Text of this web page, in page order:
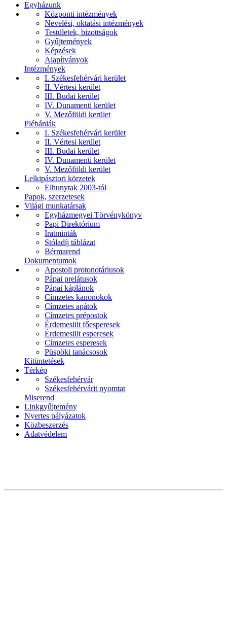
Egyházunk
Központi intézmények
Nevelési, oktatási intézmények
Testületek, bizottságok
Gyűjtemények
Képzések
Alapítványok
Intézmények
I. Székesfehérvári kerület
II. Vértesi kerület
III. Budai kerület
IV. Dunamenti kerület
V. Mezőföldi kerület
Plébániák
I. Székesfehérvári kerület
II. Vértesi kerület
III. Budai kerület
IV. Dunamenti kerület
V. Mezőföldi kerület
Lelkipásztori körzetek
Elhunytak 2003-tól
Papok, szerzetesek
Világi munkatársak
Egyházmegyei Törvénykönyv
Papi Direktórium
Iratminták
Stóladíj táblázat
Bérmarend
Dokumentumok
Apostoli protonotáriusok
Pápai prelátusok
Pápai káplánok
Címzetes kanonokok
Címzetes apátok
Címzetes prépostok
Érdemesült főesperesek
Érdemesült esperesek
Címzetes esperesek
Püspöki tanácsosok
Kitüntetések
Térkép
Székesfehérvár
Székesfehérvárit nyomtat
Miserend
Linkgyűjtemény
Nyertes pályázatok
Közbeszerzés
Adatvédelem